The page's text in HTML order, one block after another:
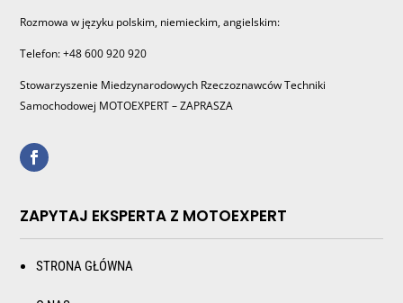
Rozmowa w języku polskim, niemieckim, angielskim:
Telefon: +48 600 920 920
Stowarzyszenie Miedzynarodowych Rzeczoznawców Techniki
Samochodowej MOTOEXPERT – ZAPRASZA
ZAPYTAJ EKSPERTA Z MOTOEXPERT
STRONA GŁÓWNA